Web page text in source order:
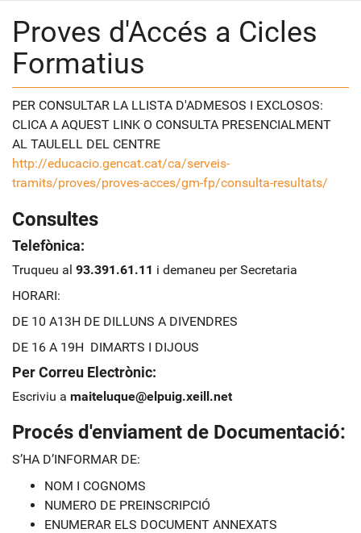
Proves d'Accés a Cicles
Formatius
PER CONSULTAR LA LLISTA D'ADMESOS I EXCLOSOS:
CLICA A AQUEST LINK O CONSULTA PRESENCIALMENT
AL TAULELL DEL CENTRE
http://educacio.gencat.cat/ca/serveis-
tramits/proves/proves-acces/gm-fp/consulta-resultats/
Consultes
Telefònica:
Truqueu al 93.391.61.11 i demaneu per Secretaria
HORARI:
DE 10 A13H DE DILLUNS A DIVENDRES
DE 16 A 19H DIMARTS I DIJOUS
Per Correu Electrònic:
Escriviu a maiteluque@elpuig.xeill.net
Procés d'enviament de Documentació:
S’HA D’INFORMAR DE:
NOM I COGNOMS
NUMERO DE PREINSCRIPCIÓ
ENUMERAR ELS DOCUMENT ANNEXATS